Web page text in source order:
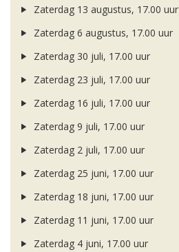
Zaterdag 13 augustus, 17.00 uur
Zaterdag 6 augustus, 17.00 uur
Zaterdag 30 juli, 17.00 uur
Zaterdag 23 juli, 17.00 uur
Zaterdag 16 juli, 17.00 uur
Zaterdag 9 juli, 17.00 uur
Zaterdag 2 juli, 17.00 uur
Zaterdag 25 juni, 17.00 uur
Zaterdag 18 juni, 17.00 uur
Zaterdag 11 juni, 17.00 uur
Zaterdag 4 juni, 17.00 uur